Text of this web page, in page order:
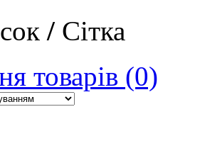
/ Сітка
товарів (0)